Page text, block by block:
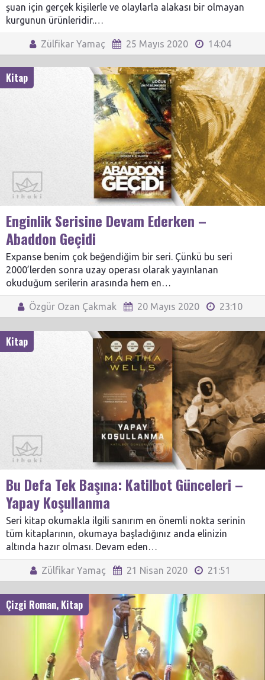
şuan için gerçek kişilerle ve olaylarla alakası bir olmayan
kurgunun ürünleridir.…
Zülfikar Yamaç 25 Mayıs 2020 14:04
Kitap
Enginlik Serisine Devam Ederken –
Abaddon Geçidi
Expanse benim çok beğendiğim bir seri. Çünkü bu seri
2000’lerden sonra uzay operası olarak yayınlanan
okuduğum serilerin arasında hem en…
Özgür Ozan Çakmak 20 Mayıs 2020 23:10
Kitap
Bu Defa Tek Başına: Katilbot Günceleri –
Yapay Koşullanma
Seri kitap okumakla ilgili sanırım en önemli nokta serinin
tüm kitaplarının, okumaya başladığınız anda elinizin
altında hazır olması. Devam eden…
Zülfikar Yamaç 21 Nisan 2020 21:51
Çizgi Roman, Kitap